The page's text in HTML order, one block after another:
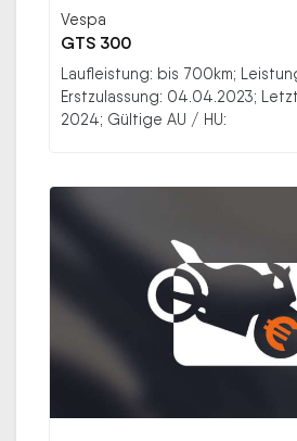
Vespa
GTS 300
Laufleistung: bis 700km;
Erstzulassung: 04.04.2023;
2024; Gültige AU / HU: